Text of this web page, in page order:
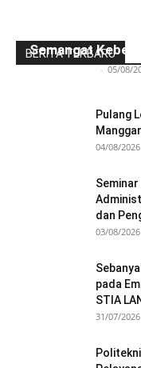
BERITA TERBARU
Ngopi Penuh
Semangat
- 05/08/
Pulang
04/08/2026
dan
03/08/2026
pada
STIA
31/07/2026